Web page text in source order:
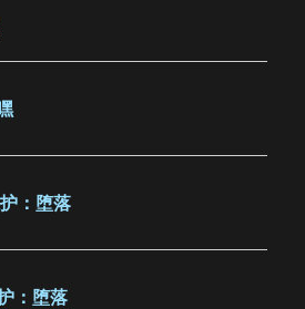
：堕落
：堕落